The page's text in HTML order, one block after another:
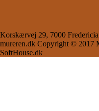
Korskærvej 29, 7000
mureren.dk Copyright © 2017
SoftHouse.dk